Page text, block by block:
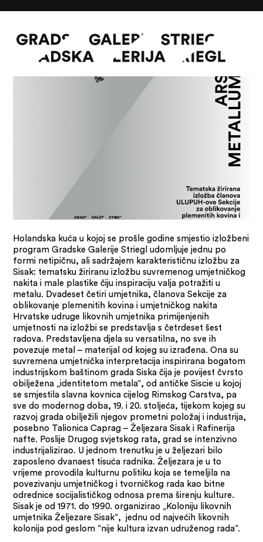
O GALERIJI
SLAVO
Ars Metallum – umjetnost metala
Holandska kuća u kojoj se prošle godine smjestio izložbeni
program Gradske Galerije Striegl udomljuje jednu po
formi netipičnu, ali sadržajem karakterističnu izložbu za
Sisak: tematsku žiriranu izložbu suvremenog umjetničkog
nakita i male plastike čiju inspiraciju valja potražiti u
metalu. Dvadeset četiri umjetnika, članova Sekcije za
oblikovanje plemenitih kovina i umjetničkog nakita
Hrvatske udruge likovnih umjetnika primijenjenih
umjetnosti na izložbi se predstavlja s četrdeset šest
radova. Predstavljena djela su versatilna, no sve ih
povezuje metal – materijal od kojeg su izrađena. Ona su
suvremena umjetnička interpretacija inspirirana bogatom
industrijskom baštinom grada Siska čija je povijest čvrsto
obilježena „identitetom metala“, od antičke Siscie u kojoj
se smjestila slavna kovnica cijelog Rimskog Carstva, pa
sve do modernog doba, 19. i 20. stoljeća, tijekom kojeg su
razvoj grada obilježili njegov prometni položaj i industrija,
posebno Talionica Caprag – Željezara Sisak i Rafinerija
nafte. Poslije Drugog svjetskog rata, grad se intenzivno
industrijalizirao. U jednom trenutku je u željezari bilo
zaposleno dvanaest tisuća radnika. Željezara je u to
vrijeme provodila kulturnu politiku koja se temeljila na
povezivanju umjetničkog i tvorničkog rada kao bitne
odrednice socijalističkog odnosa prema širenju kulture.
Sisak je od 1971. do 1990. organizirao „Koloniju likovnih
umjetnika Željezare Sisak“, jednu od najvećih likovnih
kolonija pod geslom “nije kultura izvan udruženog rada”.